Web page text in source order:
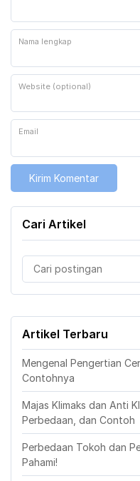
Nama lengkap
Website (optional)
Email
Cari Artikel
Artikel Terbaru
Mengenal Pengertian
Contohnya
Majas Klimaks dan Anti
Perbedaan, dan Contoh
Perbedaan Tokoh dan
Pahami!